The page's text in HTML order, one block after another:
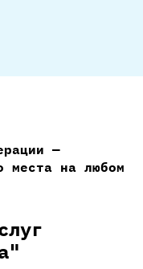
—
места на любом